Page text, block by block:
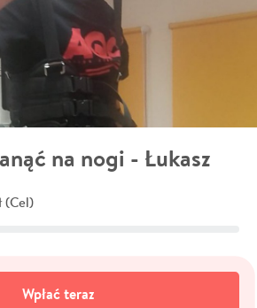
na nogi - Łukasz
(Cel)
Wpłać teraz